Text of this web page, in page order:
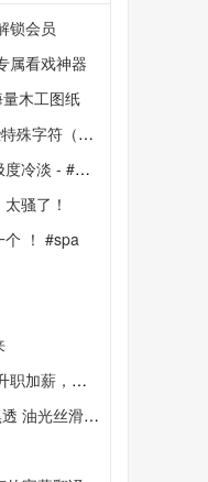
锁会员
属看戏神器
木工图纸
：★◎℃等等）
真假自辩 #约炮
骚了！
个 ！ #spa
话太炸,裂了!!
丝滑连体丝袜